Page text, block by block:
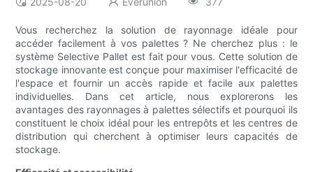
Vous recherchez la solution de rayonnage idéale pour
accéder facilement à vos palettes ? Ne cherchez plus : le
système Selective Pallet est fait pour vous. Cette solution de
stockage innovante est conçue pour maximiser l'efficacité de
l'espace et fournir un accès rapide et facile aux palettes
individuelles. Dans cet article, nous explorerons les
avantages des rayonnages à palettes sélectifs et pourquoi ils
constituent le choix idéal pour les entrepôts et les centres de
distribution qui cherchent à optimiser leurs capacités de
stockage.